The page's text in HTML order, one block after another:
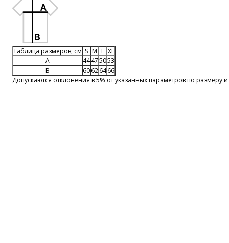
Таблица размеров, см S M L XL
A
44475053
B
60626466
Допускаются отклонения в 5% от указанных параметров по размеру и